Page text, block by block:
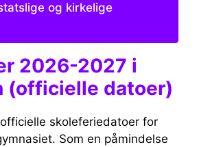
og kirkelige
2026-2027 i
(officielle datoer)
skoleferiedatoer for
Som en påmindelse